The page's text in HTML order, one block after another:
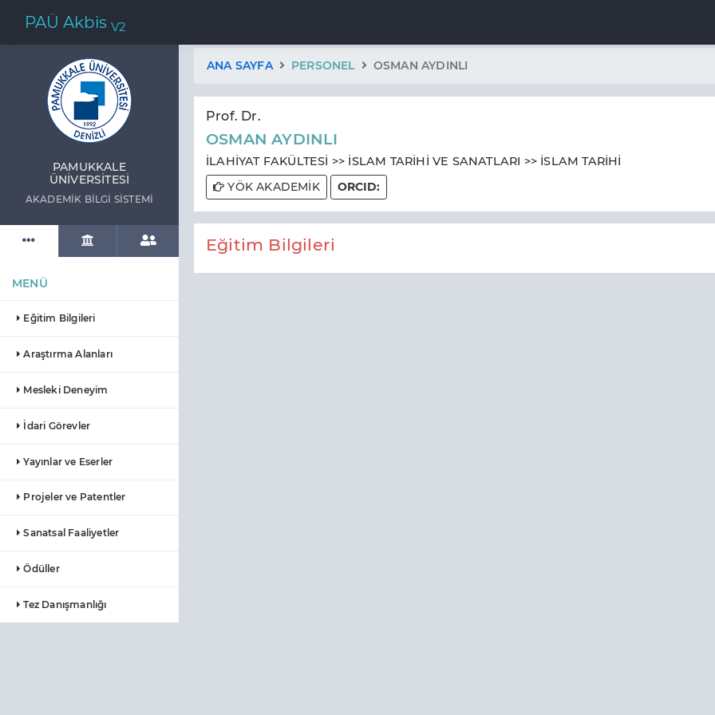
PAÜ Akbis V2
PAMUKKALE
ÜNIVERSITESI
AKADEMIK BILGI SISTEMI
MENÜ
Eğitim Bilgileri
Araştırma Alanları
Mesleki Deneyim
İdari Görevler
Yayınlar ve Eserler
Projeler ve Patentler
Sanatsal Faaliyetler
Ödüller
Tez Danışmanlığı
ANA SAYFA PERSONEL OSMAN AYDINLI
Prof. Dr.
OSMAN AYDINLI
İLAHİYAT FAKÜLTESİ >> İSLAM TARİHİ VE SANATLARI >> İSLAM TARİHİ
YÖK AKADEMİK
ORCID:
Eğitim Bilgileri